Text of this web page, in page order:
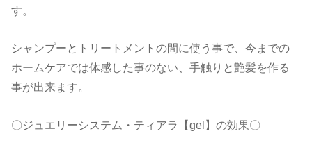
す。
シャンプーとトリートメントの間に使う事で、今までの
ホームケアでは体感した事のない、手触りと艶髪を作る
事が出来ます。
〇ジュエリーシステム・ティアラ【gel】の効果〇